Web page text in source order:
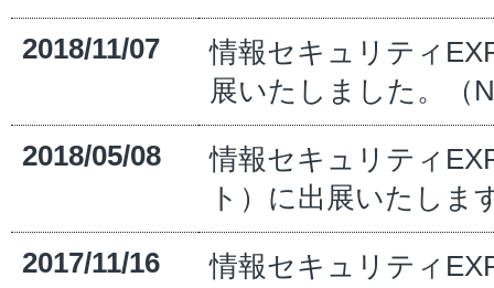
2018/11/07
情報セキュリティ
展いたしました。（
2018/05/08
情報セキュリティ
ト）に出展いたしま
2017/11/16
情報セキュリティ